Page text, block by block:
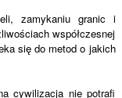
zamykaniu granic i
współczesnej
się do metod o jakich
cywilizacja nie potrafi